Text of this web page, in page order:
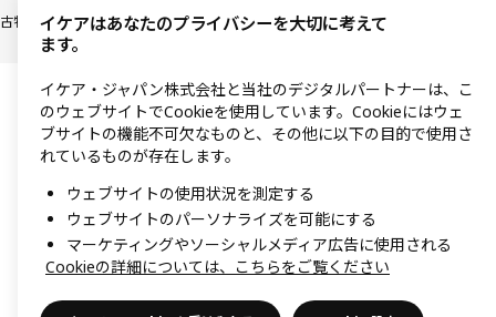
古物営業法に基づく表記
イケアはあなたのプライバシーを大切に考えて
ます。
イケア・ジャパン株式会社と当社のデジタルパートナーは、こ
のウェブサイトでCookieを使用しています。Cookieにはウェ
ブサイトの機能不可欠なものと、その他に以下の目的で使用さ
れているものが存在します。
ウェブサイトの使用状況を測定する
ウェブサイトのパーソナライズを可能にする
マーケティングやソーシャルメディア広告に使用される
Cookieの詳細については、こちらをご覧ください